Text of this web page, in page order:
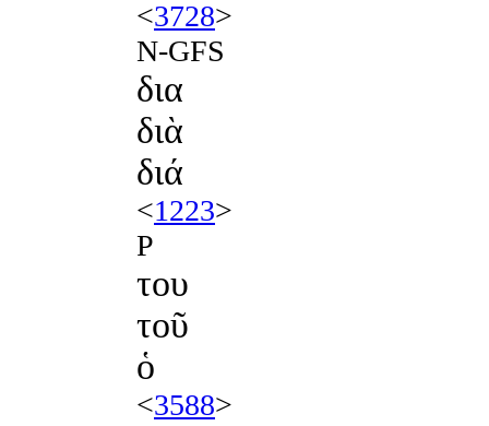
<3728>
N-GFS
δια
διὰ
διά
<1223>
P
του
τοῦ
ὁ
<3588>